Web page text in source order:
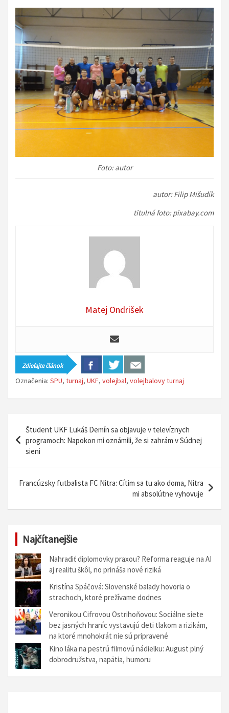
Foto: autor
autor: Filip Mišudík
titulná foto: pixabay.com
Matej Ondrišek
Zdieľajte článok
Označenia: SPU, turnaj, UKF, volejbal, volejbalovy turnaj
i
Študent UKF Lukáš Demín sa objavuje v televíznych
programoch: Napokon mi oznámili, že si zahrám v Súdnej
sieni
Francúzsky futbalista FC Nitra: Cítim sa tu ako doma, Nitra
mi absolútne vyhovuje
Najčítanejšie
Nahradiť diplomovky praxou? Reforma reaguje na AI
aj realitu škôl, no prináša nové riziká
Kristína Spáčová: Slovenské balady hovoria o
strachoch, ktoré prežívame dodnes
Veronikou Cifrovou Ostrihoňovou: Sociálne siete
bez jasných hraníc vystavujú deti tlakom a rizikám,
na ktoré mnohokrát nie sú pripravené
Kino láka na pestrú filmovú nádielku: August plný
dobrodružstva, napätia, humoru